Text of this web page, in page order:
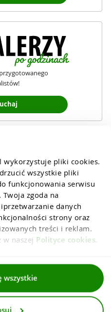
wykorzystuje pliki cookies.
wszystkie pliki
funkcjonowania serwisu
zgoda na
danych
strony oraz
treści i reklam.
naszej Polityce cookies.
wszystkie